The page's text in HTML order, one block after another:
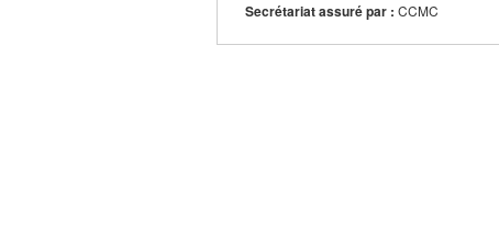
Secrétariat assuré par : CCMC